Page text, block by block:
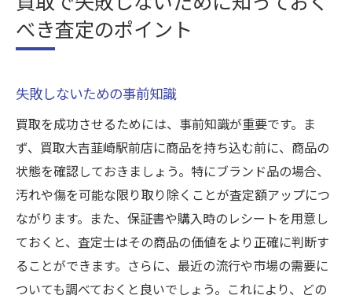
べき査定のポイント
失敗しないための事前知識
買取を成功させるためには、事前知識が重要です。ま
ず、買取大吉韮崎駅前店に商品を持ち込む前に、商品の
状態を確認しておきましょう。特にブランド品の場合、
汚れや傷を可能な限り取り除くことが査定額アップにつ
ながります。また、保証書や購入時のレシートを用意し
ておくと、査定士はその商品の価値をより正確に判断す
ることができます。さらに、最近の流行や市場の需要に
ついても調べておくと良いでしょう。これにより、どの